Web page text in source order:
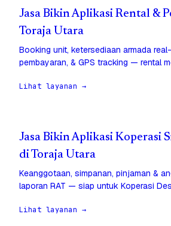
Jasa Bikin Aplikasi Rental &
Toraja Utara
Booking unit, ketersediaan armada
pembayaran, & GPS tracking — rental
Lihat layanan →
Jasa Bikin Aplikasi Koperasi
di Toraja Utara
Keanggotaan, simpanan, pinjaman &
laporan RAT — siap untuk Koperasi
Lihat layanan →